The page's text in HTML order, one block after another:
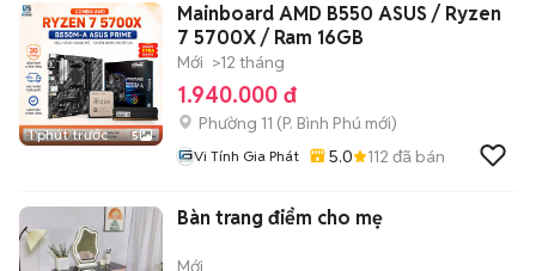
1 phút trước 5
Mainboard AMD B550 ASUS / Ryzen
7 5700X / Ram 16GB
Mới >12 tháng
1.940.000 đ
Phường 11 (P. Bình Phú mới)
Vi Tính Gia Phát 5.0 112 đã bán
Bàn trang điểm cho mẹ
Mới